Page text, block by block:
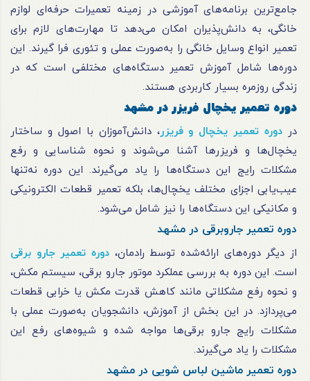
جامع‌ترین برنامه‌های آموزشی در زمینه تعمیرات حرفه‌ای لوازم
خانگی، به دانش‌پذیران امکان می‌دهد تا مهارت‌های لازم برای
تعمیر انواع وسایل خانگی را به‌صورت عملی و تئوری فرا گیرند. این
دوره‌ها شامل آموزش تعمیر دستگاه‌های مختلفی است که در
زندگی روزمره بسیار کاربردی هستند.
دوره تعمیر یخچال فریزر در مشهد
در دوره تعمیر یخچال و فریزر، دانش‌آموزان با اصول و ساختار
یخچال‌ها و فریزرها آشنا می‌شوند و نحوه شناسایی و رفع
مشکلات رایج این دستگاه‌ها را یاد می‌گیرند. این دوره نه‌تنها
عیب‌یابی اجزای مختلف یخچال‌ها، بلکه تعمیر قطعات الکترونیکی
و مکانیکی این دستگاه‌ها را نیز شامل می‌شود.
دوره تعمیر جاروبرقی در مشهد
از دیگر دوره‌های ارائه‌شده توسط رادمان، دوره تعمیر جارو برقی
است. این دوره به بررسی عملکرد موتور جارو برقی، سیستم مکش،
و نحوه رفع مشکلاتی مانند کاهش قدرت مکش یا خرابی قطعات
می‌پردازد. در این بخش از آموزش، دانشجویان به‌صورت عملی با
مشکلات رایج جارو برقی‌ها مواجه شده و شیوه‌های رفع این
مشکلات را یاد می‌گیرند.
دوره تعمیر ماشین لباس شویی در مشهد